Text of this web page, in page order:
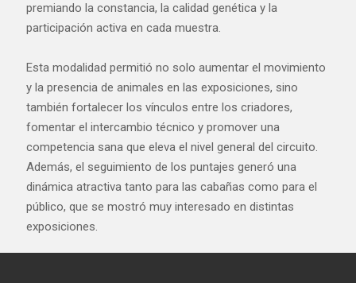
premiando la constancia, la calidad genética y la
participación activa en cada muestra.
Esta modalidad permitió no solo aumentar el movimiento
y la presencia de animales en las exposiciones, sino
también fortalecer los vínculos entre los criadores,
fomentar el intercambio técnico y promover una
competencia sana que eleva el nivel general del circuito.
Además, el seguimiento de los puntajes generó una
dinámica atractiva tanto para las cabañas como para el
público, que se mostró muy interesado en distintas
exposiciones.